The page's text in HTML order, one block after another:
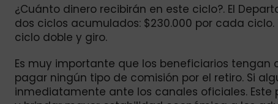
¿Cuánto dinero recibirán en este ciclo?. El
dos ciclos acumulados: $230.000 por cada
ciclo doble y giro.
Es muy importante que los beneficiarios tengan
pagar ningún tipo de comisión por el retiro. Si
inmediatamente ante los canales oficiales.